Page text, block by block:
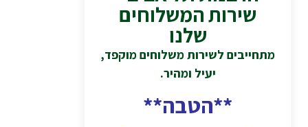
שירות המשלוחים
שלנו
מתחייבים לשירות משלוחים מוקפד,
יעיל ומהיר.
**הטבה**